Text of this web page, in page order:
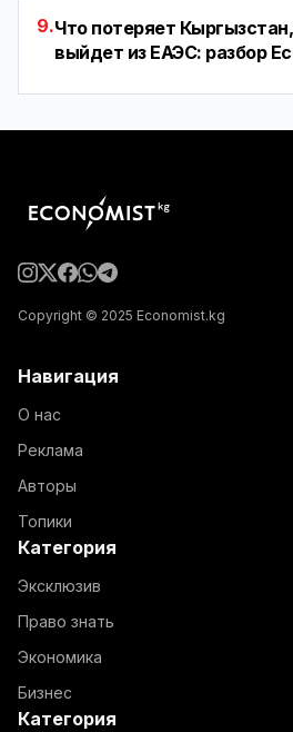
9.Что потеряет
выйдет из ЕАЭС: разбор
Copyright © 2025 Economist.kg
Навигация
О нас
Реклама
Авторы
Топики
Категория
Эксклюзив
Право знать
Экономика
Бизнес
Категория